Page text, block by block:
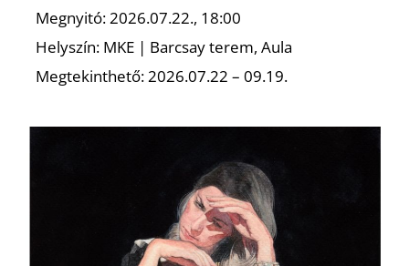
Megnyitó: 2026.07.22., 18:00
Helyszín: MKE | Barcsay terem, Aula
Megtekinthető: 2026.07.22 – 09.19.